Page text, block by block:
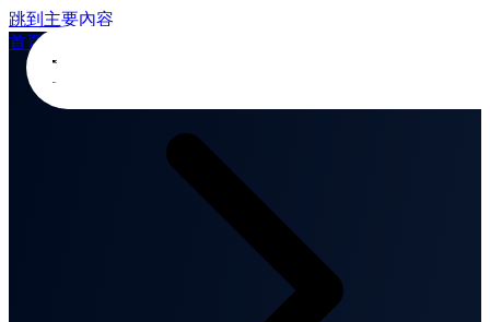
跳到主要內容
首頁